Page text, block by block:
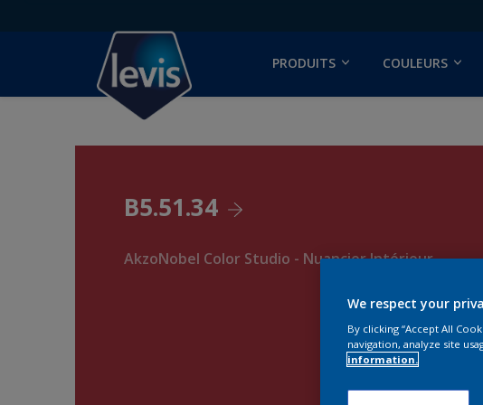
PRODUITS COULEURS
B5.51.34
AkzoNobel Color Studio - Nuancier Intérieur
We respect your
By clicking “Accept All
navigation, analyze site
information.